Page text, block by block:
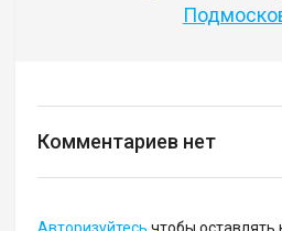
Комментариев нет